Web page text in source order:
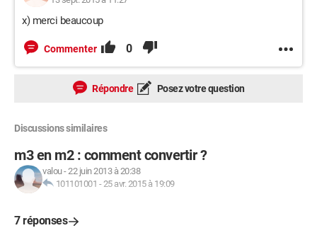
x) merci beaucoup
Commenter 0
Répondre Posez votre question
Discussions similaires
m3 en m2 : comment convertir ?
valou-22 juin 2013 à 20:38
101101001 -25 avr. 2015 à 19:09
7 réponses